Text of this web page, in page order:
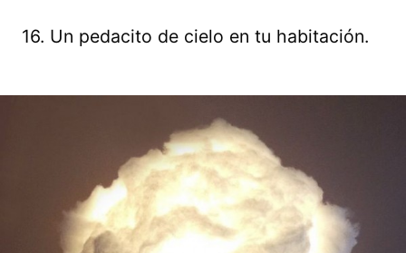
16. Un pedacito de cielo en tu habitación.